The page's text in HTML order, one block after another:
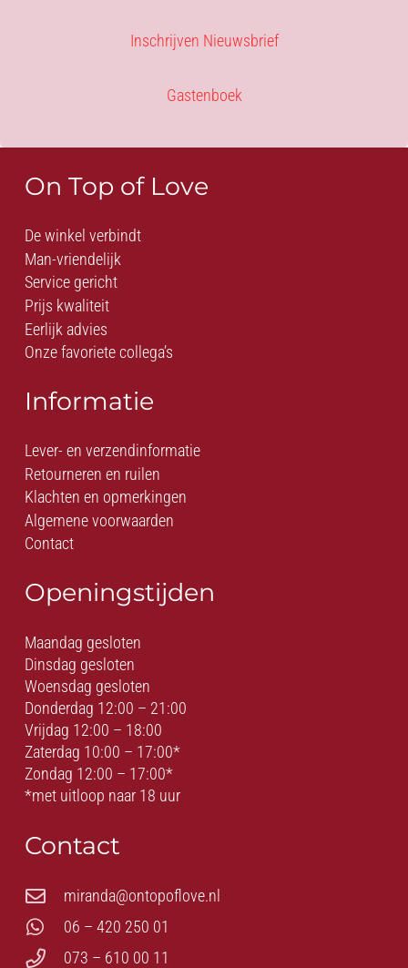
Inschrijven Nieuwsbrief
Gastenboek
On Top of Love
De winkel verbindt
Man-vriendelijk
Service gericht
Prijs kwaliteit
Eerlijk advies
Onze favoriete collega’s
Informatie
Lever- en verzendinformatie
Retourneren en ruilen
Klachten en opmerkingen
Algemene voorwaarden
Contact
Openingstijden
Maandag gesloten
Dinsdag gesloten
Woensdag gesloten
Donderdag 12:00 – 21:00
Vrijdag 12:00 – 18:00
Zaterdag 10:00 – 17:00*
Zondag 12:00 – 17:00*
*met uitloop naar 18 uur
Contact
miranda@ontopoflove.nl
06 – 420 250 01
073 – 610 00 11